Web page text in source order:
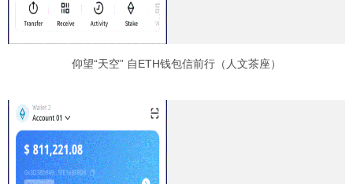
仰望“天空” 自ETH钱包信前行（人文茶座）